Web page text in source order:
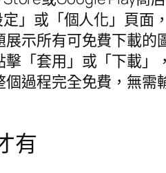
」或「個人化」頁面
示所有可免費下載
「套用」或「下載
過程完全免費，無
有